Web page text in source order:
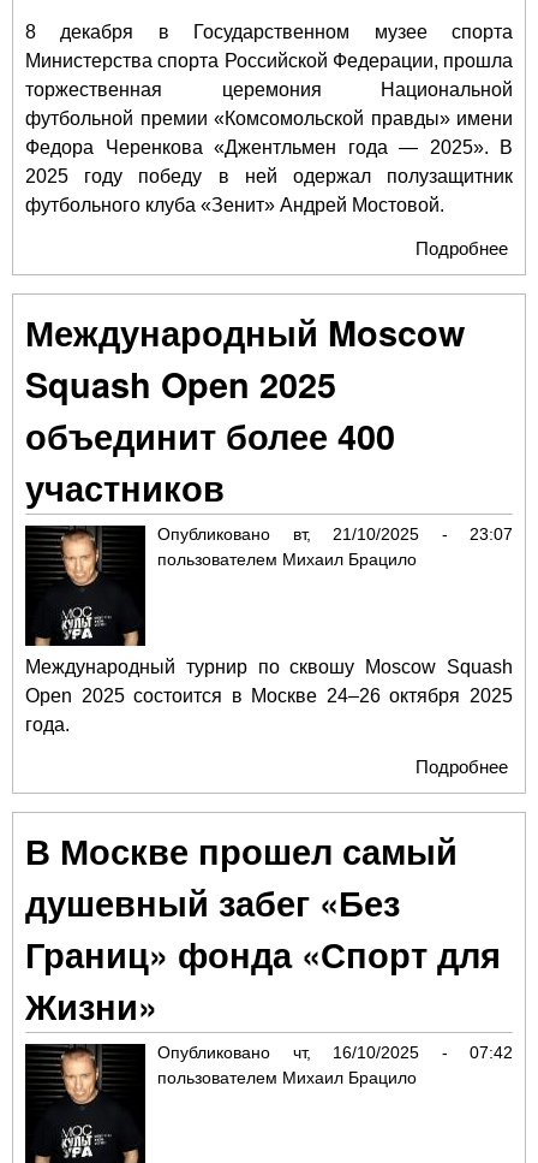
8 декабря в Государственном музее спорта
Министерства спорта Российской Федерации, прошла
торжественная церемония Национальной
футбольной премии «Комсомольской правды» имени
Федора Черенкова «Джентльмен года — 2025». В
2025 году победу в ней одержал полузащитник
футбольного клуба «Зенит» Андрей Мостовой.
Подробнее
Международный Moscow
Squash Open 2025
объединит более 400
участников
Опубликовано вт, 21/10/2025 - 23:07
пользователем Михаил Брацило
Международный турнир по сквошу Moscow Squash
Open 2025 состоится в Москве 24–26 октября 2025
года.
Подробнее
В Москве прошел самый
душевный забег «Без
Границ» фонда «Спорт для
Жизни»
Опубликовано чт, 16/10/2025 - 07:42
пользователем Михаил Брацило